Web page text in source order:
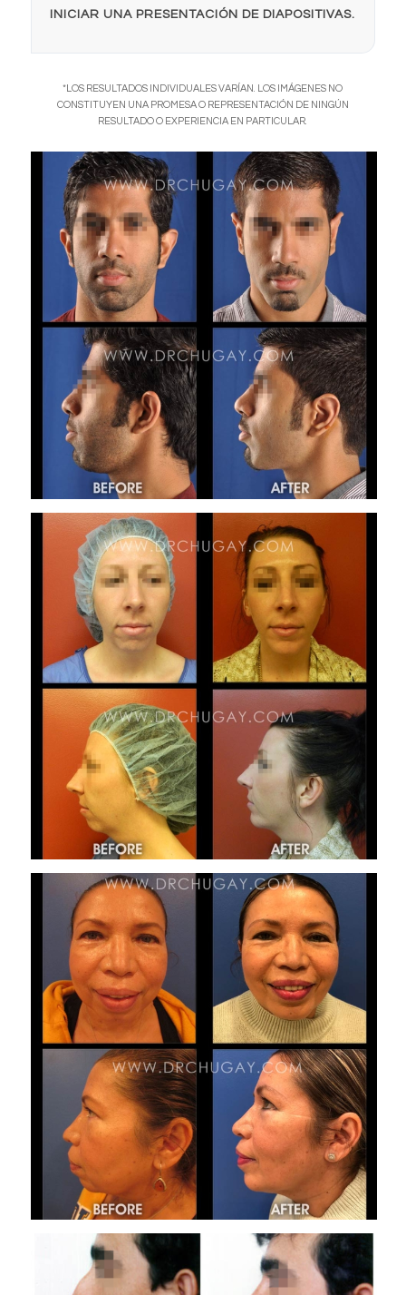
INICIAR UNA PRESENTACIÓN DE DIAPOSITIVAS.
*LOS RESULTADOS INDIVIDUALES VARÍAN. LOS IMÁGENES NO
CONSTITUYEN UNA PROMESA O REPRESENTACIÓN DE NINGÚN
RESULTADO O EXPERIENCIA EN PARTICULAR.